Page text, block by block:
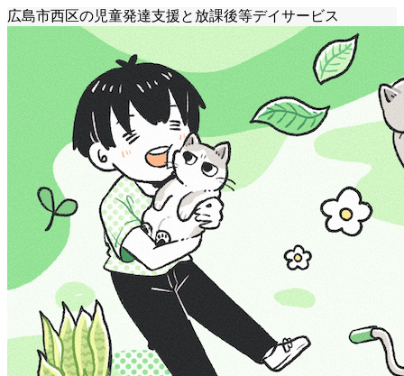
広島市西区の児童発達支援と放課後等デイサービス